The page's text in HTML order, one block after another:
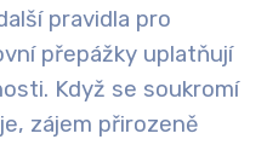
pravidla pro
přepážky uplatňují
Když se soukromí
zájem přirozeně